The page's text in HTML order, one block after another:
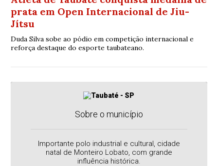
prata em Open Internacional de Jiu-
Jítsu
Duda Silva sobe ao pódio em competição internacional e
reforça destaque do esporte taubateano.
Sobre o município
Importante polo industrial e cultural, cidade
natal de Monteiro Lobato, com grande
influência histórica.